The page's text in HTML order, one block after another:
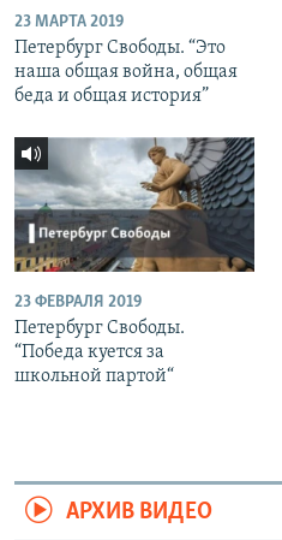
23 МАРТА 2019
Петербург Свободы. “Это
наша общая война, общая
беда и общая история”
23 ФЕВРАЛЯ 2019
Петербург Свободы.
“Победа куется за
школьной партой“
АРХИВ ВИДЕО